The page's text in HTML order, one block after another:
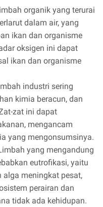
organik yang terurai
dalam air, yang
ikan dan organisme
oksigen ini dapat
ikan dan organisme
industri sering
kimia beracun, dan
zat ini dapat
mengancam
yang mengonsumsinya.
yang mengandung
eutrofikasi, yaitu
meningkat pesat,
perairan dan
tidak ada kehidupan.